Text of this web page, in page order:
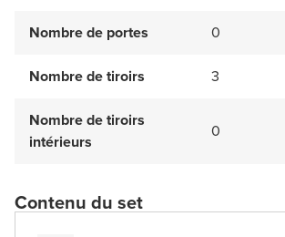
Nombre de portes 0
Nombre de tiroirs 3
Nombre de tiroirs
intérieurs
0
Contenu du set